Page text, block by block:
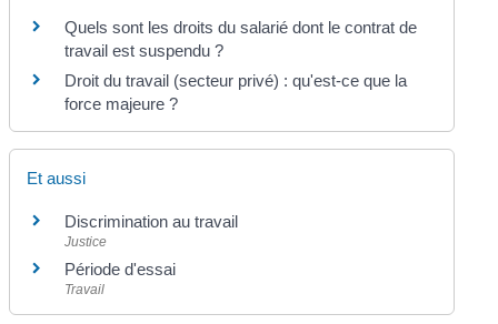
Quels sont les droits du salarié dont le contrat de
travail est suspendu ?
Droit du travail (secteur privé) : qu'est-ce que la
force majeure ?
Et aussi
Discrimination au travail
Justice
Période d'essai
Travail